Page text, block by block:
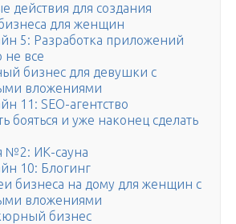
действия для создания
для женщин
5: Разработка приложений
не все
бизнес для девушки с
вложениями
11: SEO-агентство
бояться и уже наконец сделать
№2: ИК-сауна
10: Блогинг
бизнеса на дому для женщин с
вложениями
бизнес